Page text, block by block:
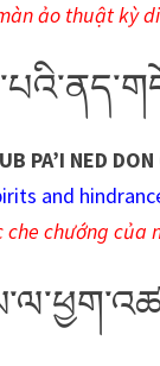
ảo thuật kỳ
PA’I NED DON
and
chướng